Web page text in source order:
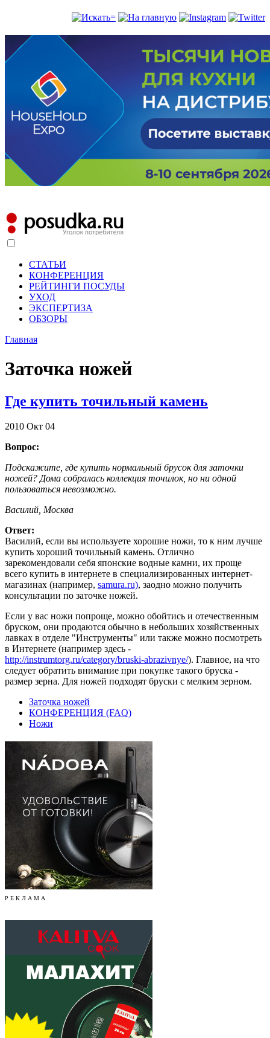
СТАТЬИ
КОНФЕРЕНЦИЯ
РЕЙТИНГИ ПОСУДЫ
УХОД
ЭКСПЕРТИЗА
ОБЗОРЫ
Главная
Заточка ножей
Где купить точильный камень
2010 Окт 04
Вопрос:
Подскажите, где купить нормальный брусок для заточки
ножей? Дома собралась коллекция точилок, но ни одной
пользоваться невозможно.
Василий, Москва
Ответ:
Василий, если вы используете хорошие ножи, то к ним лучше
купить хороший точильный камень. Отлично
зарекомендовали себя японские водные камни, их проще
всего купить в интернете в специализированных интернет-
магазинах (например, samura.ru), заодно можно получить
консультации по заточке ножей.
Если у вас ножи попроще, можно обойтись и отечественным
бруском, они продаются обычно в небольших хозяйственных
лавках в отделе "Инструменты" или также можно посмотреть
в Интернете (например здесь -
http://instrumtorg.ru/category/bruski-abrazivnye/). Главное, на что
следует обратить внимание при покупке такого бруска -
размер зерна. Для ножей подходят бруски с мелким зерном.
Заточка ножей
КОНФЕРЕНЦИЯ (FAQ)
Ножи
Р Е К Л А М А